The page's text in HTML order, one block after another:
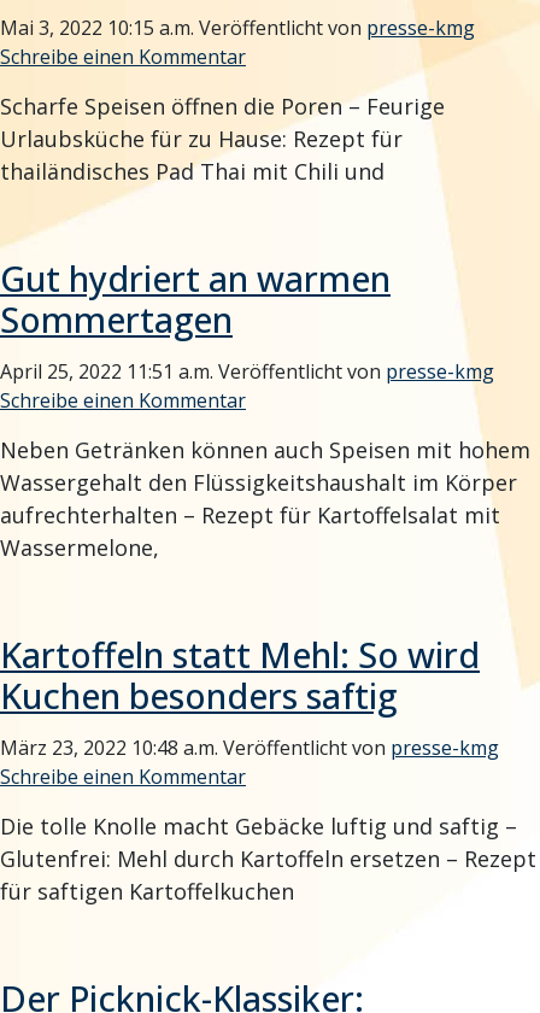
Mai 3, 2022 10:15 a.m. Veröffentlicht von presse-kmg
Schreibe einen Kommentar
Scharfe Speisen öffnen die Poren – Feurige
Urlaubsküche für zu Hause: Rezept für
thailändisches Pad Thai mit Chili und
Gut hydriert an warmen
Sommertagen
April 25, 2022 11:51 a.m. Veröffentlicht von presse-kmg
Schreibe einen Kommentar
Neben Getränken können auch Speisen mit hohem
Wassergehalt den Flüssigkeitshaushalt im Körper
aufrechterhalten – Rezept für Kartoffelsalat mit
Wassermelone,
Kartoffeln statt Mehl: So wird
Kuchen besonders saftig
März 23, 2022 10:48 a.m. Veröffentlicht von presse-kmg
Schreibe einen Kommentar
Die tolle Knolle macht Gebäcke luftig und saftig –
Glutenfrei: Mehl durch Kartoffeln ersetzen – Rezept
für saftigen Kartoffelkuchen
Der Picknick-Klassiker: